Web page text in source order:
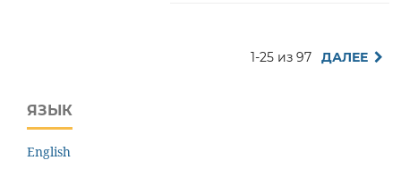
1-25 из 97 ДАЛЕЕ
ЯЗЫК
English